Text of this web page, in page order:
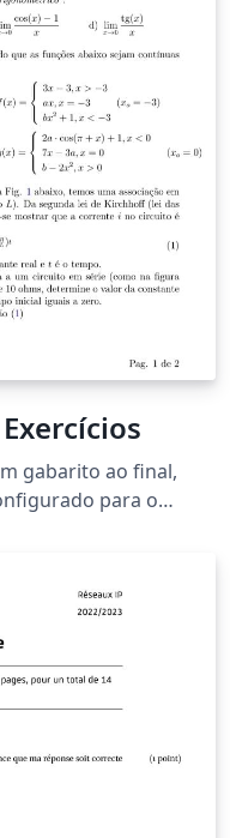
gabarito ao final,
para o
para
InfGerais).